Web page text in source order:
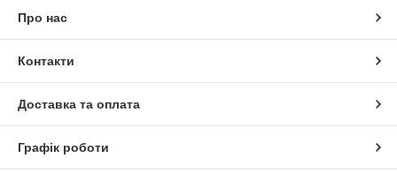
Про нас
Контакти
Доставка та оплата
Графік роботи